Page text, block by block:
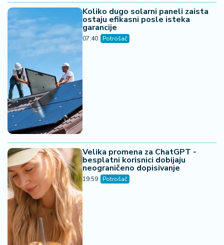
Koliko dugo solarni paneli zaista
ostaju efikasni posle isteka
garancije
07:40 Potrošač
Velika promena za ChatGPT -
besplatni korisnici dobijaju
neograničeno dopisivanje
19:59 Potrošač